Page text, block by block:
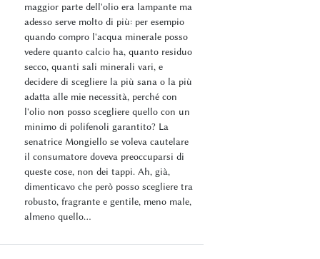
maggior parte dell'olio era lampante ma
adesso serve molto di più: per esempio
quando compro l'acqua minerale posso
vedere quanto calcio ha, quanto residuo
secco, quanti sali minerali vari, e
decidere di scegliere la più sana o la più
adatta alle mie necessità, perché con
l'olio non posso scegliere quello con un
minimo di polifenoli garantito? La
senatrice Mongiello se voleva cautelare
il consumatore doveva preoccuparsi di
queste cose, non dei tappi. Ah, già,
dimenticavo che però posso scegliere tra
robusto, fragrante e gentile, meno male,
almeno quello...